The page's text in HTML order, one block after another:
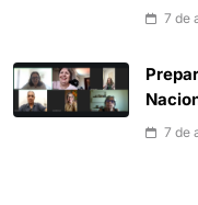
7 de
7 de